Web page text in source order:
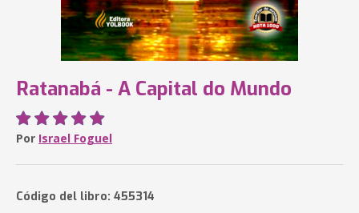
Ratanabá - A Capital do Mundo
Por Israel Foguel
Código del libro: 455314